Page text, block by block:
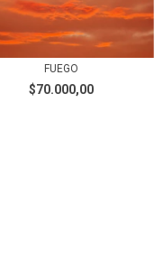
FUEGO
$70.000,00